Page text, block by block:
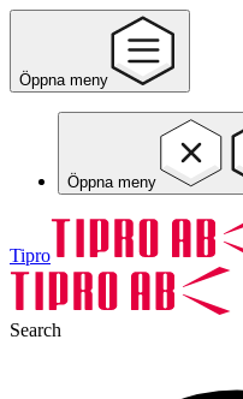
Öppna meny
Öppna meny
Tipro
Search